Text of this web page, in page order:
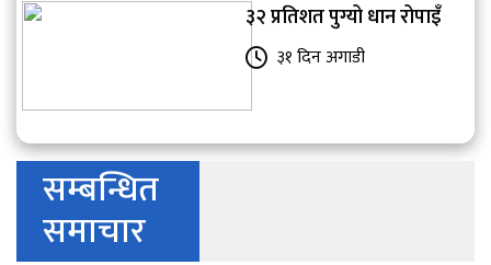
३२ प्रतिशत पुग्यो धान रोपाइँ
३१ दिन अगाडी
सम्बन्धित
समाचार